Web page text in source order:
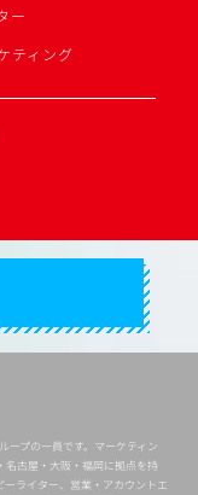
ー
ティング
ープの一員です。マーケティン
名古屋・大阪・福岡に拠点を持
ライター、営業・アカウントエ